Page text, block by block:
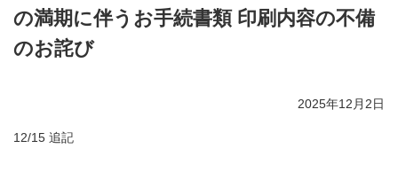
の満期に伴うお手続書類 印刷内容の不備
のお詫び
2025年12月2日
12/15 追記